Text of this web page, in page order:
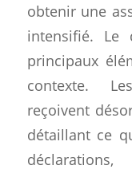
obtenir une
intensifié. Le
principaux
contexte.
reçoivent
détaillant ce